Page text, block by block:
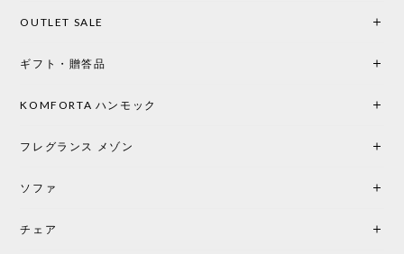
OUTLET SALE
ギフト・贈答品
KOMFORTA ハンモック
フレグランス メゾン
ソファ
チェア